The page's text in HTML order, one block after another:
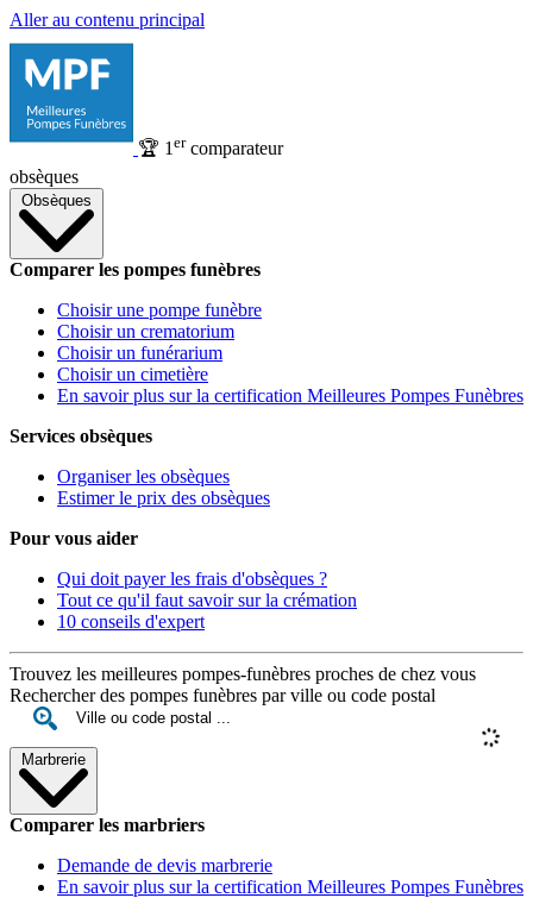
Aller au contenu principal
🏆 1 ercomparateur
obsèques
Obsèques
Comparer les pompes funèbres
Choisir une pompe funèbre
Choisir un crematorium
Choisir un funérarium
Choisir un cimetière
En savoir plus sur la certification Meilleures Pompes Funèbres
Services obsèques
Organiser les obsèques
Estimer le prix des obsèques
Pour vous aider
Qui doit payer les frais d'obsèques ?
Tout ce qu'il faut savoir sur la crémation
10 conseils d'expert
Trouvez les meilleures pompes-funèbres proches de chez vous
Rechercher des pompes funèbres par ville ou code postal
Marbrerie
Comparer les marbriers
Demande de devis marbrerie
En savoir plus sur la certification Meilleures Pompes Funèbres